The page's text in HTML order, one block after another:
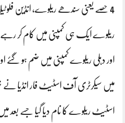
4 حصے یعنی سندھے ریلوے، انڈین
ریلوے ایک ہی کمپنی میں کام کر
میں سیکرٹری آف اسٹیٹ فار انڈیا
اسٹیٹ ریلوے کا نام دیا گیا جسے بعد